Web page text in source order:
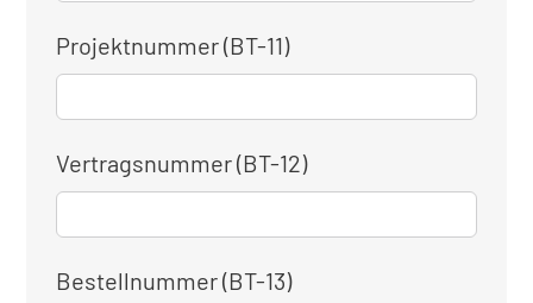
Projektnummer (BT-11)
Vertragsnummer (BT-12)
Bestellnummer (BT-13)